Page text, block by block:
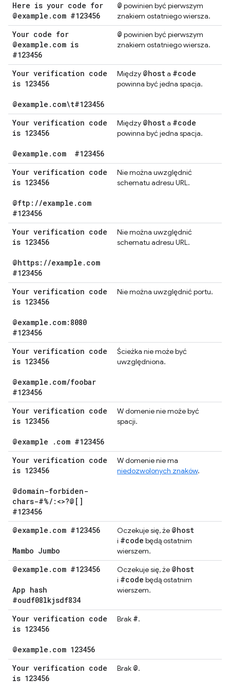
Here is your code for
@example . com #123456
@ powinien być pierwszym
znakiem ostatniego wiersza.
Your code for
@example . com is
#123456
@ powinien być pierwszym
znakiem ostatniego wiersza.
Your verification code
is 123456
@example . com\t#123456
Między @hosta #code
powinna być jedna spacja.
Your verification code
is 123456
@example . com #123456
Między @hosta #code
powinna być jedna spacja.
Your verification code
is 123456
@ftp: //example . com
#123456
Nie można uwzględnić
schematu adresu URL.
Your verification code
is 123456
@https: //example . com
#123456
Nie można uwzględnić
schematu adresu URL.
Your verification code
is 123456
@example . com:8080
#123456
Nie można uwzględnić portu.
Your verification code
is 123456
@example . com/foobar
#123456
Ścieżka nie może być
uwzględniona.
Your verification code
is 123456
@example . com #123456
W domenie nie może być
spacji.
Your verification code
is 123456
@domain-forbiden-
chars-#%/ :<>?@[]
#123456
W domenie nie ma
niedozwolonych znaków.
@example . com #123456
Mambo Jumbo
Oczekuje się, że @host
i #code będą ostatnim
wierszem.
@example . com #123456
App hash
#oudf08lkjsdf834
Oczekuje się, że @host
i #code będą ostatnim
wierszem.
Your verification code
is 123456
@example . com 123456
Brak #.
Your verification code
is 123456
Brak @.